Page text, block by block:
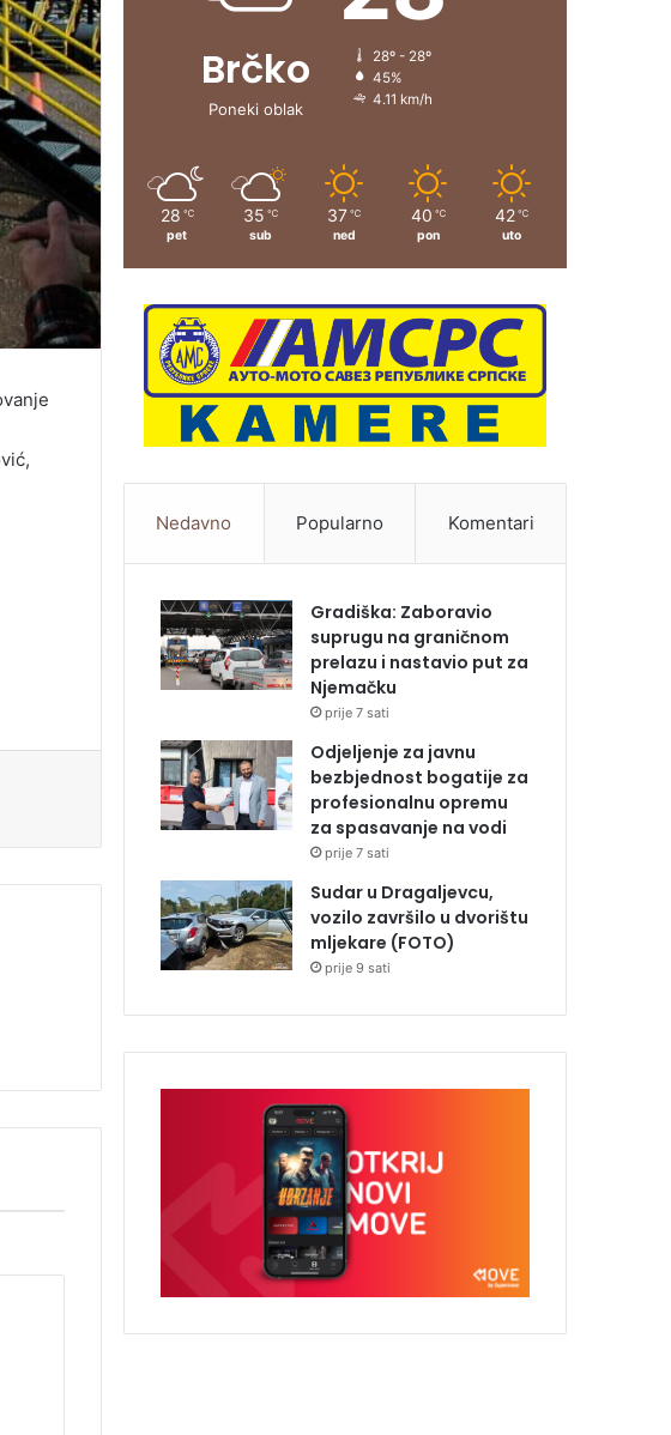
Brčko
Poneki oblak
28º - 28º
45%
4.11 km/h
28 ℃
pet
35 ℃
sub
37 ℃
ned
40 ℃
pon
42 ℃
uto
Nedavno Popularno Komentari
Gradiška: Zaboravio
suprugu na graničnom
prelazu i nastavio put za
Njemačku
prije 7 sati
Odjeljenje za javnu
bezbjednost bogatije za
profesionalnu opremu
za spasavanje na vodi
prije 7 sati
Sudar u Dragaljevcu,
vozilo završilo u dvorištu
mljekare (FOTO)
prije 9 sati